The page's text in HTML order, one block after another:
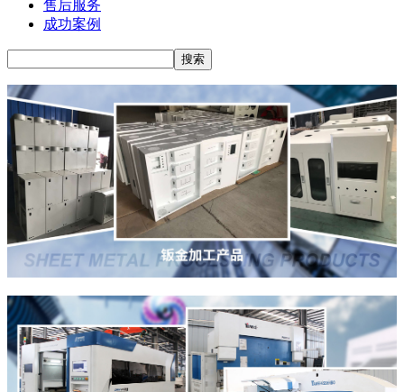
售后服务
成功案例